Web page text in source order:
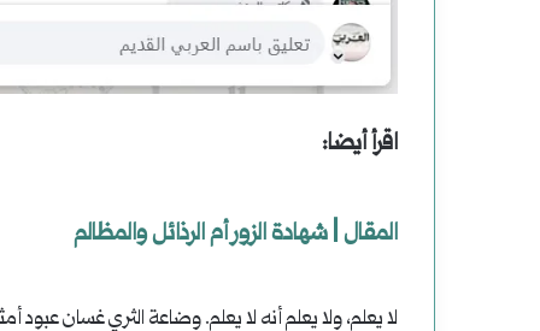
اقرأ أيضا:
المقال | شهادة الزور أم الرذائل والمظالم
لا يعلم، ولا يعلم أنه لا يعلم. وضاعة الثري غسان عبود